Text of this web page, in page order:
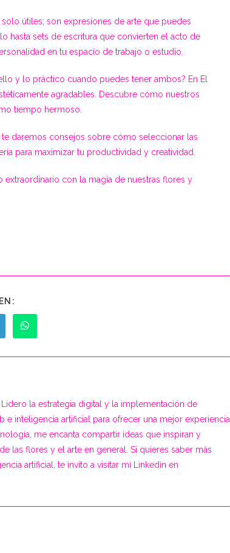
útiles; son expresiones de arte que puedes
hasta sets de escritura que convierten el acto de
en tu espacio de trabajo o estudio.
y lo práctico cuando puedes tener ambos? En El
agradables. Descubre cómo nuestros
tiempo hermoso.
daremos consejos sobre cómo seleccionar las
para maximizar tu productividad y creatividad.
con la magia de nuestras flores y
ESTE
CONTENIDO
Abre
en
nueva
la estrategia digital y la implementación de
inteligencia artificial para ofrecer una mejor experiencia
me encanta compartir ideas que inspiran y
las flores y el arte en general. Si quieres saber más
artificial, te invito a visitar mi Linkedin en